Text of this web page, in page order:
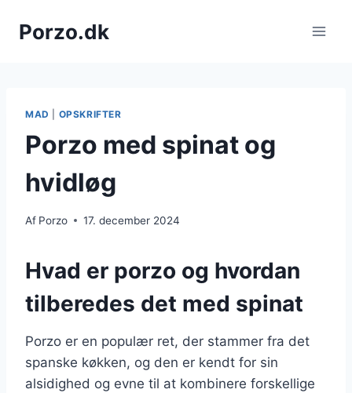
Porzo.dk
MAD OPSKRIFTER
Porzo med spinat og
hvidløg
Af Porzo 17. december 2024
Hvad er porzo og hvordan
tilberedes det med spinat
Porzo er en populær ret, der stammer fra det
spanske køkken, og den er kendt for sin
alsidighed og evne til at kombinere forskellige